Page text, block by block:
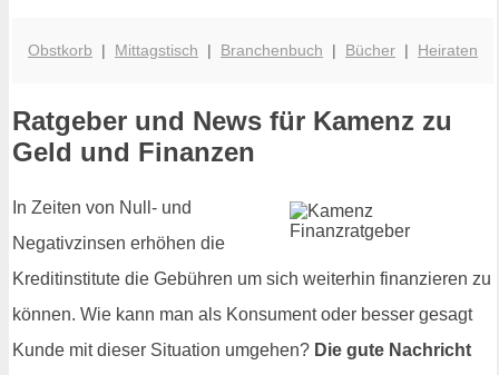
Obstkorb | Mittagstisch | Branchenbuch | Bücher | Heiraten
Ratgeber und News für Kamenz zu
Geld und Finanzen
In Zeiten von Null- und
Negativzinsen erhöhen die
Kreditinstitute die Gebühren um sich weiterhin finanzieren zu
können. Wie kann man als Konsument oder besser gesagt
Kunde mit dieser Situation umgehen? Die gute Nachricht